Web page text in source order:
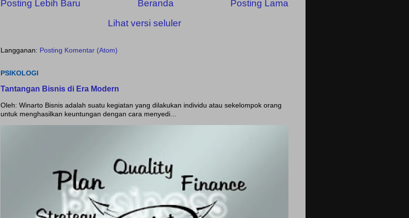
Posting Lebih Baru Posting Lama
Beranda
Lihat versi seluler
Langganan: Posting Komentar (Atom)
PSIKOLOGI
Tantangan Bisnis di Era Modern
Oleh: Winarto Bisnis adalah suatu kegiatan yang dilakukan individu atau sekelompok orang
untuk menghasilkan keuntungan dengan cara menyedi...